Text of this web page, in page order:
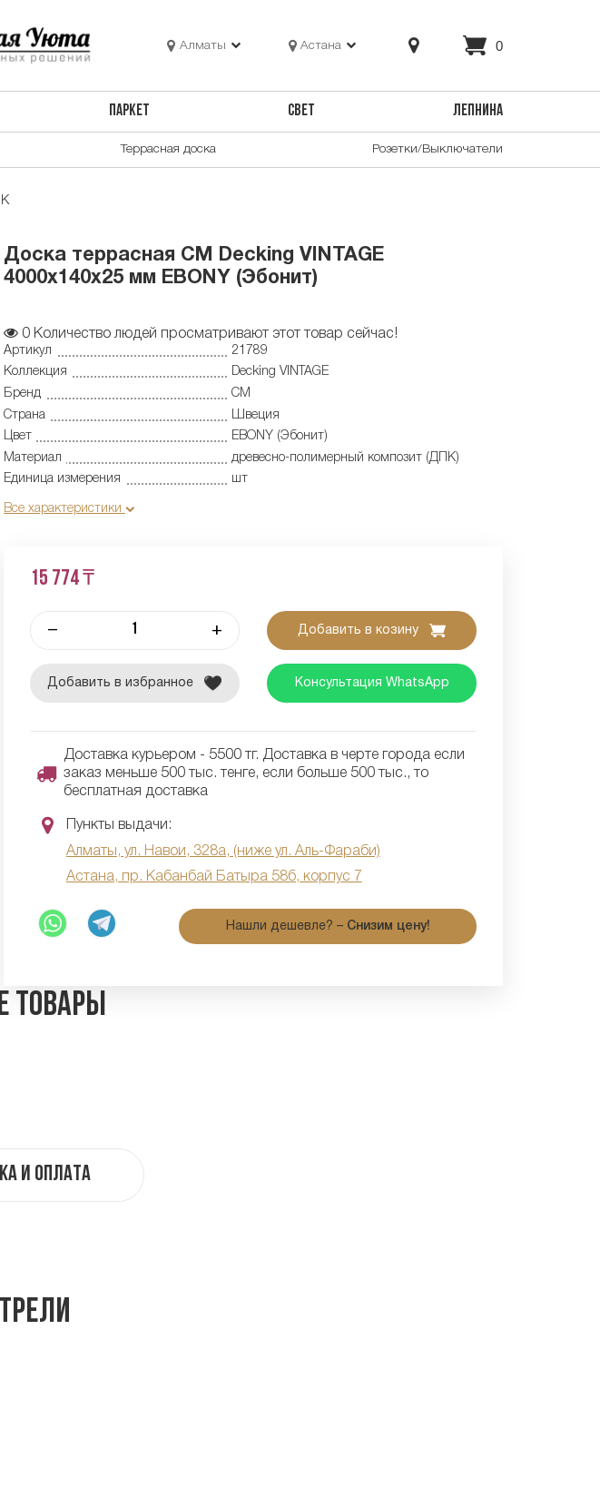
Алматы Астана 0
ПАРКЕТ СВЕТ ЛЕПНИНА
Террасная доска Розетки/Выключатели
Доска террасная CM Decking VINTAGE
4000х140х25 мм EBONY (Эбонит)
0 Количество людей просматривают этот товар сейчас!
Артикул
21789
Коллекция
Decking VINTAGE
Бренд
CM
Страна
Швеция
Цвет
EBONY (Эбонит)
Материал
древесно-полимерный композит (ДПК)
Единица измерения
шт
Все характеристики
15 774 ₸
– + Добавить в козину
Добавить в избранное Консультация WhatsApp
Доставка курьером - 5500 тг. Доставка в черте города если
заказ меньше 500 тыс. тенге, если больше 500 тыс., то
бесплатная доставка
Пункты выдачи:
Алматы, ул. Навои, 328а, (ниже ул. Аль-Фараби)
Астана, пр. Кабанбай Батыра 58б, корпус 7
Нашли дешевле? – Снизим цену!
товары
и оплата